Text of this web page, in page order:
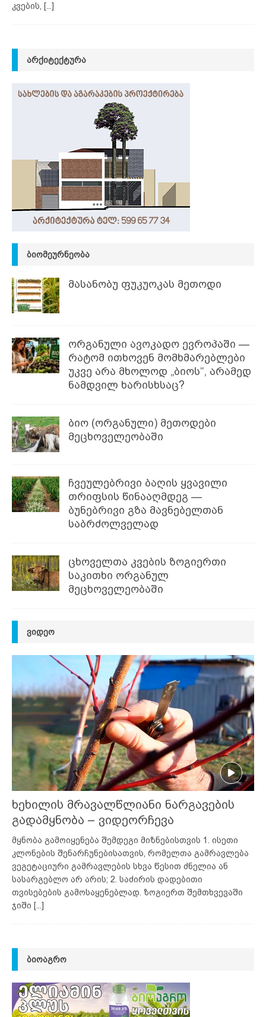
კვების,
[...]
ᲐᲠᲥᲘᲢᲔᲥᲢᲣᲠᲐ
ᲑᲘᲝᲛᲔᲣᲠᲜᲔᲝᲑᲐ
მასანობუ ფუკუოკას მეთოდი
ორგანული ავოკადო ევროპაში —
რატომ ითხოვენ მომხმარებლები
უკვე არა მხოლოდ „ბიოს“, არამედ
ნამდვილ ხარისხსაც?
ბიო (ორგანული) მეთოდები
მეცხოველეობაში
ჩვეულებრივი ბაღის ყვავილი
თრიფსის წინააღმდეგ —
ბუნებრივი გზა მავნებელთან
საბრძოლველად
ცხოველთა კვების ზოგიერთი
საკითხი ორგანულ
მეცხოველეობაში
ᲕᲘᲓᲔᲝ
ხეხილის მრავალწლიანი ნარგავების
გადამყნობა – ვიდეორჩევა
მყნობა გამოიყენება შემდეგი მიზნებისთვის 1. ისეთი
კლონების შენარჩუნებისათვის, რომელთა გამრავლება
ვეგეტაციური გამრავლების სხვა წესით ძნელია ან
სასარგებლო არ არის; 2. საძირის დადებითი
თვისებების გამოსაყენებლად. ზოგიერთ შემთხვევაში
ჯიში [...]
ᲑᲘᲝᲐᲒᲠᲝ